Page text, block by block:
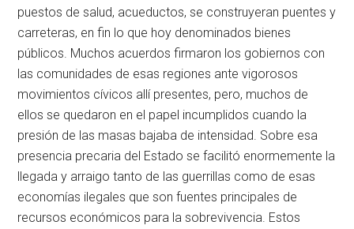
puestos de salud, acueductos, se construyeran puentes y
carreteras, en fin lo que hoy denominados bienes
públicos. Muchos acuerdos firmaron los gobiernos con
las comunidades de esas regiones ante vigorosos
movimientos cívicos allí presentes, pero, muchos de
ellos se quedaron en el papel incumplidos cuando la
presión de las masas bajaba de intensidad. Sobre esa
presencia precaria del Estado se facilitó enormemente la
llegada y arraigo tanto de las guerrillas como de esas
economías ilegales que son fuentes principales de
recursos económicos para la sobrevivencia. Estos